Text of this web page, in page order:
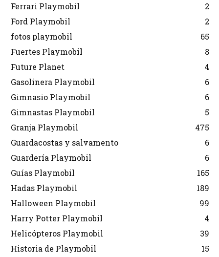
Ferrari Playmobil
2
Ford Playmobil
2
fotos playmobil
65
Fuertes Playmobil
8
Future Planet
4
Gasolinera Playmobil
6
Gimnasio Playmobil
6
Gimnastas Playmobil
5
Granja Playmobil
475
Guardacostas y salvamento
6
Guardería Playmobil
6
Guías Playmobil
165
Hadas Playmobil
189
Halloween Playmobil
99
Harry Potter Playmobil
4
Helicópteros Playmobil
39
Historia de Playmobil
15